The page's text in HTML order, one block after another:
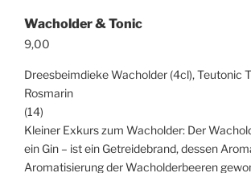
Wacholder & Tonic
9,00
Dreesbeimdieke Wacholder (4cl), Teutonic
Rosmarin
(14)
Kleiner Exkurs zum Wacholder: Der
ein Gin – ist ein Getreidebrand, dessen
Aromatisierung der Wacholderbeeren